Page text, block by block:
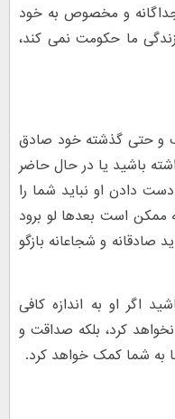
جداگانه و مخصوص به خود
ما حکومت نمی کند،
و حتی گذشته خود صادق
باشید یا در حال حاضر
دادن او نباید شما را
ممکن است بعدها لو برود
صادقانه و شجاعانه بازگو
اگر او به اندازه کافی
کرد، بلکه صداقت و
به شما کمک خواهد کرد.